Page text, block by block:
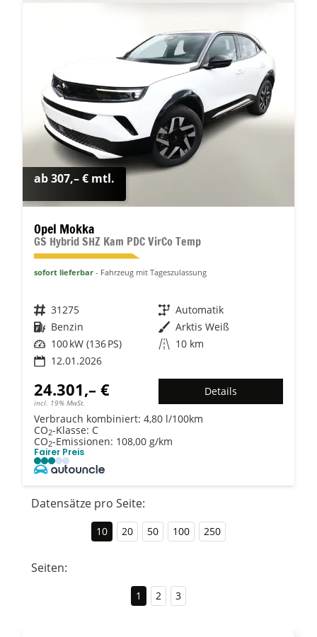
ab 307,– € mtl.
Opel Mokka
GS Hybrid SHZ Kam PDC VirCo Temp
sofort lieferbar Fahrzeug mit Tageszulassung
Fahrzeugnr. 31275 Getriebe Automatik
Kraftstoff Benzin Außenfarbe Arktis Weiß
Leistung 100 kW (136 PS) Kilometerstand 10 km
12.01.2026
24.301,– €
incl. 19% MwSt.
Details
Verbrauch kombiniert: 4,80 l/100km
CO2-Klasse: C
CO2-Emissionen: 108,00 g/km
Fairer Preis
Datensätze pro Seite:
10 20 50 100 250
Seiten:
1 2 3